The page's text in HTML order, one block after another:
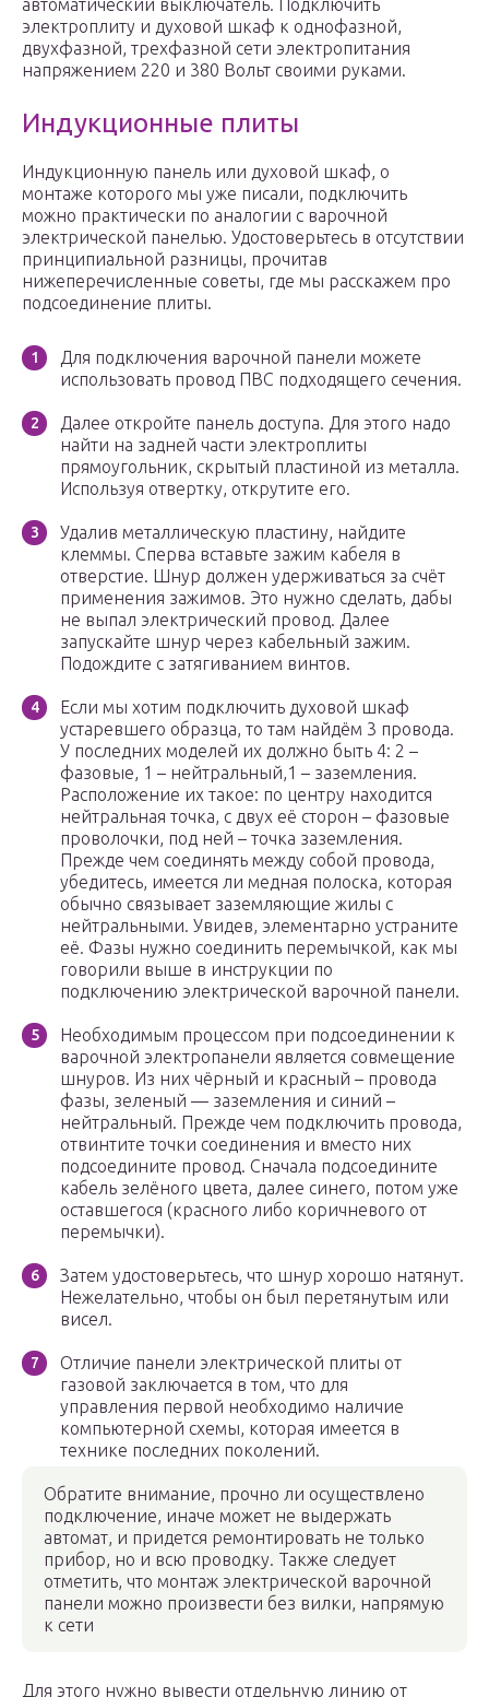
автоматический выключатель. Подключить
электроплиту и духовой шкаф к однофазной,
двухфазной, трехфазной сети электропитания
напряжением 220 и 380 Вольт своими руками.
Индукционные плиты
Индукционную панель или духовой шкаф, о
монтаже которого мы уже писали, подключить
можно практически по аналогии с варочной
электрической панелью. Удостоверьтесь в отсутствии
принципиальной разницы, прочитав
нижеперечисленные советы, где мы расскажем про
подсоединение плиты.
Для подключения варочной панели можете
использовать провод ПВС подходящего сечения.
Далее откройте панель доступа. Для этого надо
найти на задней части электроплиты
прямоугольник, скрытый пластиной из металла.
Используя отвертку, открутите его.
Удалив металлическую пластину, найдите
клеммы. Сперва вставьте зажим кабеля в
отверстие. Шнур должен удерживаться за счёт
применения зажимов. Это нужно сделать, дабы
не выпал электрический провод. Далее
запускайте шнур через кабельный зажим.
Подождите с затягиванием винтов.
Если мы хотим подключить духовой шкаф
устаревшего образца, то там найдём 3 провода.
У последних моделей их должно быть 4: 2 –
фазовые, 1 – нейтральный,1 – заземления.
Расположение их такое: по центру находится
нейтральная точка, с двух её сторон – фазовые
проволочки, под ней – точка заземления.
Прежде чем соединять между собой провода,
убедитесь, имеется ли медная полоска, которая
обычно связывает заземляющие жилы с
нейтральными. Увидев, элементарно устраните
её. Фазы нужно соединить перемычкой, как мы
говорили выше в инструкции по
подключению электрической варочной панели.
Необходимым процессом при подсоединении к
варочной электропанели является совмещение
шнуров. Из них чёрный и красный – провода
фазы, зеленый — заземления и синий –
нейтральный. Прежде чем подключить провода,
отвинтите точки соединения и вместо них
подсоедините провод. Сначала подсоедините
кабель зелёного цвета, далее синего, потом уже
оставшегося (красного либо коричневого от
перемычки).
Затем удостоверьтесь, что шнур хорошо натянут.
Нежелательно, чтобы он был перетянутым или
висел.
Отличие панели электрической плиты от
газовой заключается в том, что для
управления первой необходимо наличие
компьютерной схемы, которая имеется в
технике последних поколений.
Обратите внимание, прочно ли осуществлено
подключение, иначе может не выдержать
автомат, и придется ремонтировать не только
прибор, но и всю проводку. Также следует
отметить, что монтаж электрической варочной
панели можно произвести без вилки, напрямую
к сети
Для этого нужно вывести отдельную линию от